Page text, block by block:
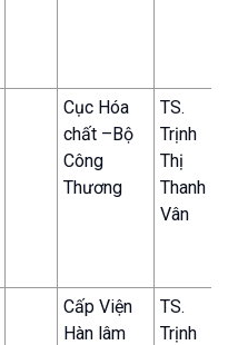
Cục Hóa
chất –Bộ
Công
Thương
TS.
Trịnh
Thị
Thanh
Vân
Cấp Viện
Hàn lâm
TS.
Trịnh